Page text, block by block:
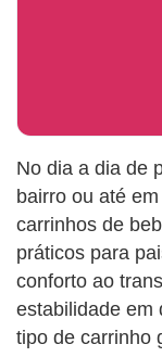
No dia a dia de
bairro ou até
carrinhos de
práticos para
conforto ao
estabilidade em
tipo de carrinho